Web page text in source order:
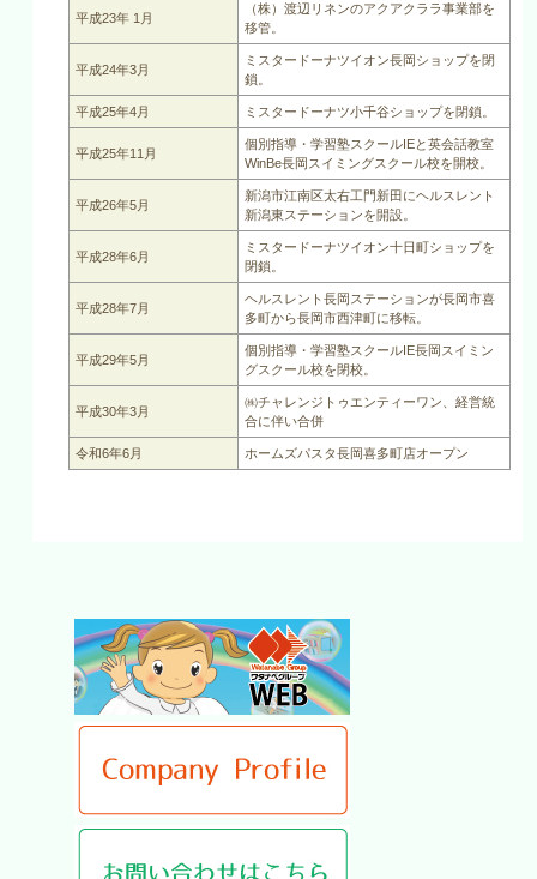
平成23年 1月
（株）渡辺リネンのアクアクララ事業部を
移管。
平成24年3月
ミスタードーナツイオン長岡ショップを閉
鎖。
平成25年4月 ミスタードーナツ小千谷ショップを閉鎖。
平成25年11月
個別指導・学習塾スクールIEと英会話教室
WinBe長岡スイミングスクール校を開校。
平成26年5月
新潟市江南区太右工門新田にヘルスレント
新潟東ステーションを開設。
平成28年6月
ミスタードーナツイオン十日町ショップを
閉鎖。
平成28年7月
ヘルスレント長岡ステーションが長岡市喜
多町から長岡市西津町に移転。
平成29年5月
個別指導・学習塾スクールIE長岡スイミン
グスクール校を閉校。
平成30年3月
㈱チャレンジトゥエンティーワン、経営統
合に伴い合併
令和6年6月 ホームズパスタ長岡喜多町店オープン